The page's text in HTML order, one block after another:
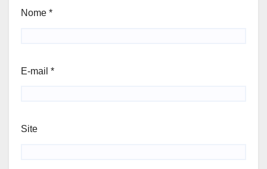
Nome *
E-mail *
Site